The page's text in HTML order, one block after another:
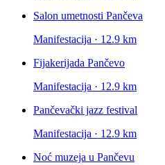
Salon umetnosti Pančeva
Manifestacija · 12.9 km
Fijakerijada Pančevo
Manifestacija · 12.9 km
Pančevački jazz festival
Manifestacija · 12.9 km
Noć muzeja u Pančevu